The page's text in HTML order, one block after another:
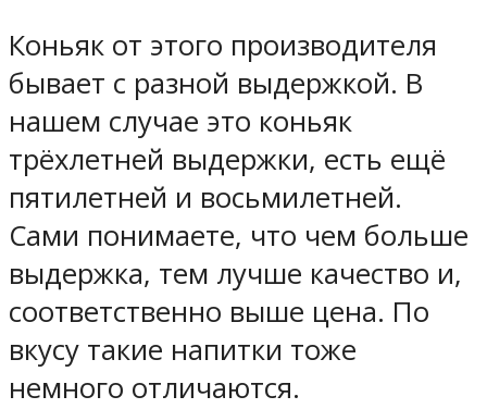
Коньяк от этого производителя
бывает с разной выдержкой. В
нашем случае это коньяк
трёхлетней выдержки, есть ещё
пятилетней и восьмилетней.
Сами понимаете, что чем больше
выдержка, тем лучше качество и,
соответственно выше цена. По
вкусу такие напитки тоже
немного отличаются.